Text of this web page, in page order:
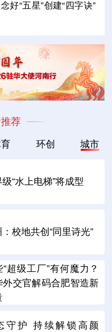
好“五星”创建“四字诀”
荐
环创 城市
“水上电梯”将成型
校地共创“同里诗光”
“超级工厂”有何魔力？
外交官解码合肥智造新
守护 持续解锁高颜